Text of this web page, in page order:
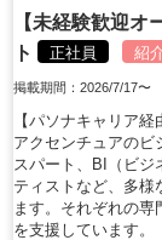
【未経験歓迎
ト
正社員 紹
掲載期間：2026/7/17〜
【パソナキャリア経
アクセンチュアのビ
スパート、BI（ビジ
ティストなど、多様
ます。それぞれの
を支援しています。